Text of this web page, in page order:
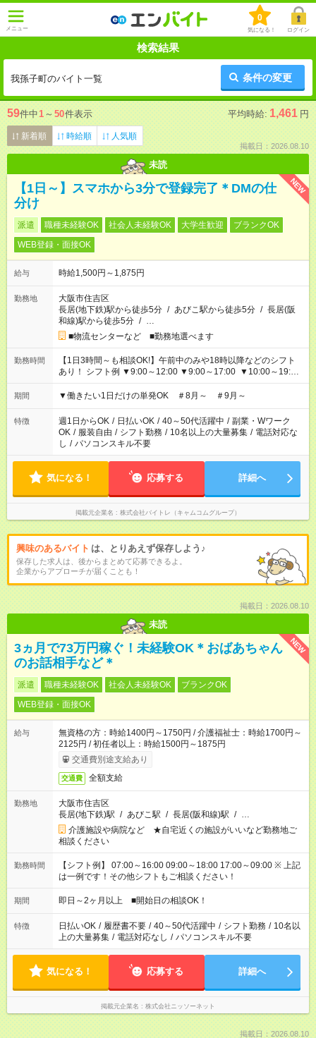
メニュー
0
気になる！ ログイン
検索結果
我孫子町のバイト一覧 条件の変更
59件中1 ～ 50件表示 平均時給: 1,461 円
新着順 時給順 人気順
掲載日：2026.08.10
未読
NEW
【1日～】スマホから3分で登録完了＊DMの仕
分け
派遣 職種未経験OK 社会人未経験OK 大学生歓迎
ブランクOK
WEB登録・面接OK
給与 時給1,500円～1,875円
勤務地
大阪市住吉区
長居(地下鉄)駅から徒歩5分 / あびこ駅から徒歩5分 / 長居(阪
和線)駅から徒歩5分 / …
■物流センターなど ■勤務地選べます
勤務時間
【1日3時間～も相談OK!】午前中のみや18時以降などのシフト
あり！ シフト例 ▼9:00～12:00 ▼9:00～17:00 ▼10:00～19:00
▼18:00～21:00
期間 ▼働きたい1日だけの単発OK ＃8月～ ＃9月～
特徴 週1日からOK / 日払いOK / 40～50代活躍中 / 副業・Wワーク
OK / 服装自由 / シフト勤務 / 10名以上の大量募集 / 電話対応な
し / パソコンスキル不要
気になる！ 応募する 詳細へ
掲載元企業名 株式会社バイトレ（キャムコムグループ）
興味のあるバイト は、とりあえず保存しよう♪
保存した求人は、後からまとめて応募できるよ。
企業からアプローチが届くことも！
掲載日：2026.08.10
未読
NEW
3ヵ月で73万円稼ぐ！未経験OK＊おばあちゃん
のお話相手など＊
派遣 職種未経験OK 社会人未経験OK
ブランクOK
WEB登録・面接OK
給与
無資格の方：時給1400円～1750円 / 介護福祉士：時給1700円～
2125円 / 初任者以上：時給1500円～1875円
交通費別途支給あり
交通費 全額支給
勤務地
大阪市住吉区
長居(地下鉄)駅 / あびこ駅 / 長居(阪和線)駅 / …
介護施設や病院など ★自宅近くの施設がいいなど勤務地ご
相談ください
勤務時間
【シフト例】 07:00～16:00 09:00～18:00 17:00～09:00 ※ 上記
は一例です！その他シフトもご相談ください！
期間 即日～2ヶ月以上 ■開始日の相談OK！
特徴 日払いOK / 履歴書不要 / 40～50代活躍中 / シフト勤務 / 10名以
上の大量募集 / 電話対応なし / パソコンスキル不要
気になる！ 応募する 詳細へ
掲載元企業名 株式会社ニッソーネット
掲載日：2026.08.10